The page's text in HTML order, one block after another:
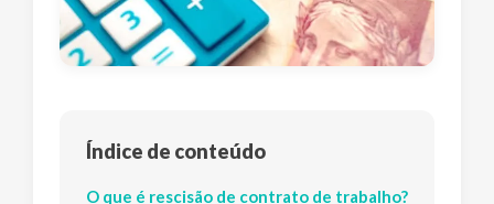
Índice de conteúdo
O que é rescisão de contrato de trabalho?